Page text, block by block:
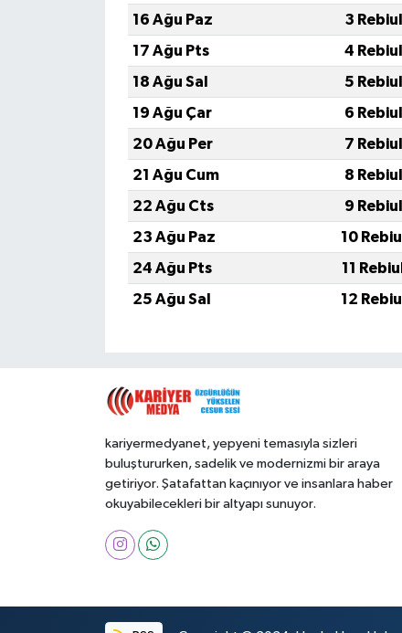
16 Ağu Paz
3
17 Ağu Pts
4
18 Ağu Sal
5
19 Ağu Çar
6
20 Ağu Per
7
21 Ağu Cum
8
22 Ağu Cts
9
23 Ağu Paz
10
24 Ağu Pts
11
25 Ağu Sal
12
kariyermedyanet, yepyeni temasıyla sizleri
buluştururken, sadelik ve modernizmi bir araya
getiriyor. Şatafattan kaçınıyor ve insanlara haber
okuyabilecekleri bir altyapı sunuyor.